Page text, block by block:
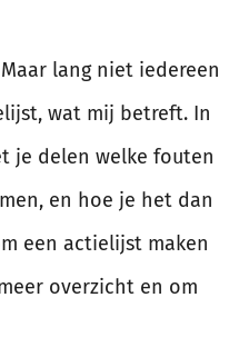
lang niet iedereen
wat mij betreft. In
je delen welke fouten
en hoe je het dan
een actielijst maken
overzicht en om